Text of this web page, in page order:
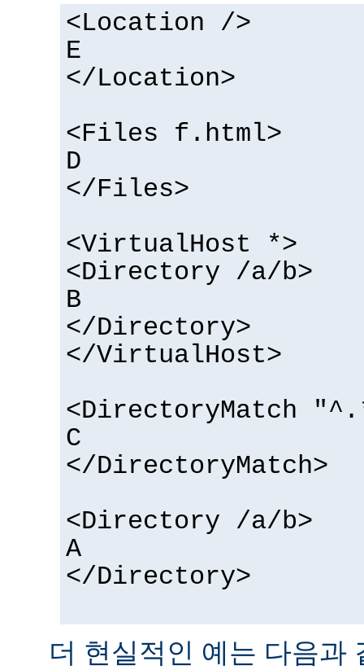
<Location />
E
</Location>
<Files f.html>
D
</Files>
<VirtualHost *>
<Directory /a/b>
B
</Directory>
</VirtualHost>
<DirectoryMatch
C
</DirectoryMatch>
<Directory /a/b>
A
</Directory>
더 현실적인 예는 다음과